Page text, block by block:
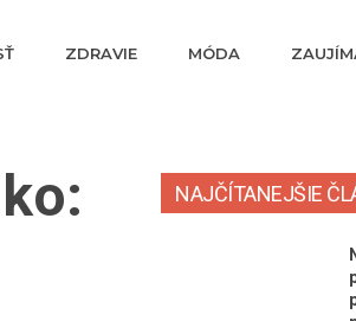
ZDRAVIE MÓDA
NAJČÍTANEJŠIE